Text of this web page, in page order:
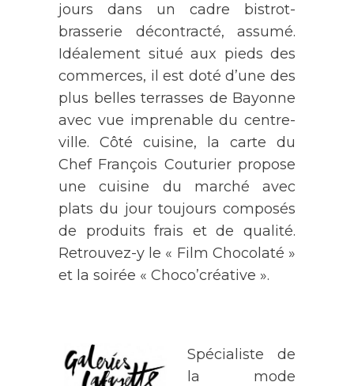
jours dans un cadre bistrot-
brasserie décontracté, assumé.
Idéalement situé aux pieds des
commerces, il est doté d’une des
plus belles terrasses de Bayonne
avec vue imprenable du centre-
ville. Côté cuisine, la carte du
Chef François Couturier propose
une cuisine du marché avec
plats du jour toujours composés
de produits frais et de qualité.
Retrouvez-y le « Film Chocolaté »
et la soirée « Choco’créative ».
Spécialiste de
la mode